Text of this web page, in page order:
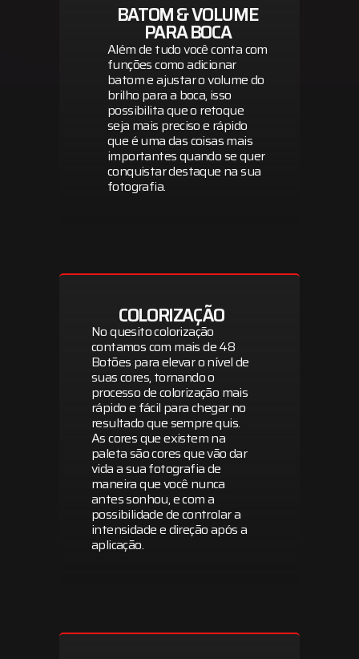
BATOM & VOLUME
PARA BOCA
Além de tudo você conta com
funções como adicionar
batom e ajustar o volume do
brilho para a boca, isso
possibilita que o retoque
seja mais preciso e rápido
que é uma das coisas mais
importantes quando se quer
conquistar destaque na sua
fotografia.
COLORIZAÇÃO
No quesito colorização
contamos com mais de 48
Botões para elevar o nível de
suas cores, tornando o
processo de colorização mais
rápido e fácil para chegar no
resultado que sempre quis.
As cores que existem na
paleta são cores que vão dar
vida a sua fotografia de
maneira que você nunca
antes sonhou, e com a
possibilidade de controlar a
intensidade e direção após a
aplicação.